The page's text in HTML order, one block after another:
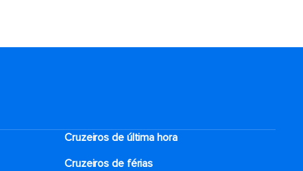
Cruzeiros de última hora
Cruzeiros de férias